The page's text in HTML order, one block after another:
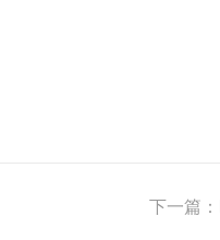
下一篇：